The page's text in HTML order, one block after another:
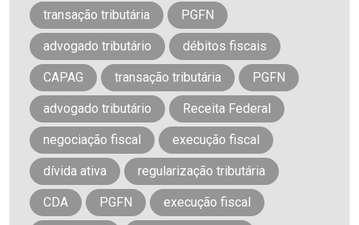
transação tributária PGFN
advogado tributário débitos fiscais
CAPAG transação tributária PGFN
advogado tributário Receita Federal
negociação fiscal execução fiscal
dívida ativa regularização tributária
CDA PGFN execução fiscal